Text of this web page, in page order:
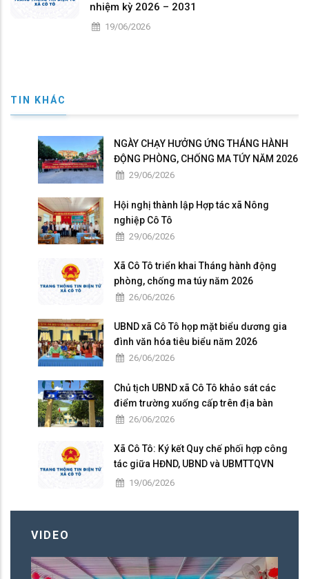
nhiệm kỳ 2026 – 2031
19/06/2026
TIN KHÁC
NGÀY CHẠY HƯỞNG ỨNG THÁNG HÀNH
ĐỘNG PHÒNG, CHỐNG MA TÚY NĂM 2026
29/06/2026
Hội nghị thành lập Hợp tác xã Nông
nghiệp Cô Tô
29/06/2026
Xã Cô Tô triển khai Tháng hành động
phòng, chống ma túy năm 2026
26/06/2026
UBND xã Cô Tô họp mặt biểu dương gia
đình văn hóa tiêu biểu năm 2026
26/06/2026
Chủ tịch UBND xã Cô Tô khảo sát các
điểm trường xuống cấp trên địa bàn
26/06/2026
Xã Cô Tô: Ký kết Quy chế phối hợp công
tác giữa HĐND, UBND và UBMTTQVN
nhiệm kỳ 2026 – 2031
19/06/2026
VIDEO